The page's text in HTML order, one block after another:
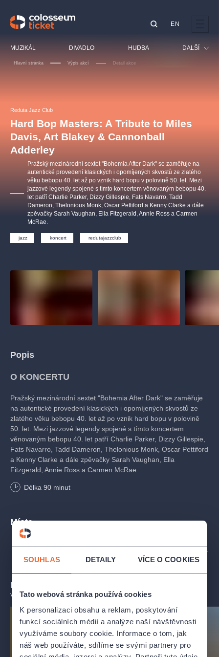
SOUHLAS DETAILY VÍCE O COOKIES
Tato webová stránka používá cookies
K personalizaci obsahu a reklam, poskytování
funkcí sociálních médií a analýze naší návštěvnosti
využíváme soubory cookie. Informace o tom, jak
náš web používáte, sdílíme se svými partnery pro
MUZIKÁL DIVADLO HUDBA DALŠÍ
Prohlídky
EN
Hlavní stránka Výpis akcí Detail akce
Reduta Jazz Club
Hard Bop Masters: A Tribute to Miles
Davis, Art Blakey & Cannonball
Adderley
Pražský mezinárodní sextet "Bohemia After Dark" se zaměřuje na
autentické provedení klasických i opomíjených skvostů ze zlatého
věku bebopu 40. let až po vznik hard bopu v polovině 50. let. Mezi
jazzové legendy spojené s tímto koncertem věnovaným bebopu 40.
let patří Charlie Parker, Dizzy Gillespie, Fats Navarro, Tadd
Dameron, Thelonious Monk, Oscar Pettiford a Kenny Clarke a dále
zpěvačky Sarah Vaughan, Ella Fitzgerald, Annie Ross a Carmen
McRae.
jazz koncert redutajazzclub
Popis
O KONCERTU
Pražský mezinárodní sextet "Bohemia After Dark" se zaměřuje
na autentické provedení klasických i opomíjených skvostů ze
zlatého věku bebopu 40. let až po vznik hard bopu v polovině
50. let. Mezi jazzové legendy spojené s tímto koncertem
věnovaným bebopu 40. let patří Charlie Parker, Dizzy Gillespie,
Fats Navarro, Tadd Dameron, Thelonious Monk, Oscar Pettiford
a Kenny Clarke a dále zpěvačky Sarah Vaughan, Ella
Fitzgerald, Annie Ross a Carmen McRae.
Délka 90 minut
Místa
Mohlo by se vám líbit
VŠECHNY TERMÍNY
OBYČEJNÁ HOLKA
Agentura 44, s.r.o.
s.r.o.
Ostatní hledají
muzikálypraha
Nejnavštěvovanější
muzikálypraha
filmováhudba státníopera rudolfinum